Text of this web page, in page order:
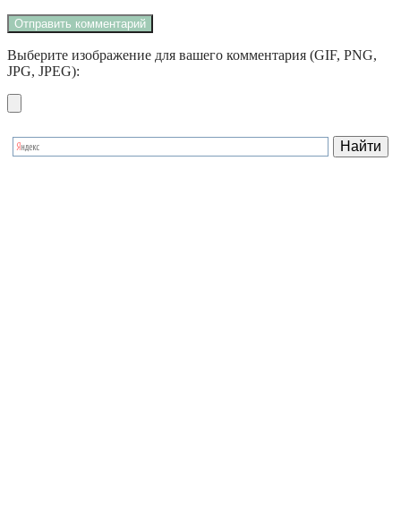
Выберите изображение для вашего комментария (GIF, PNG,
JPG, JPEG):